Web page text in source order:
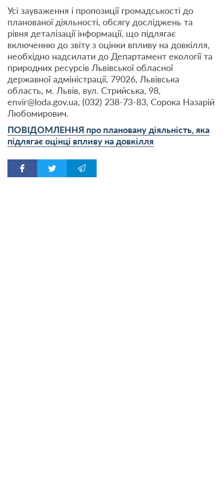
Усі зауваження і пропозиції громадськості до
планованої діяльності, обсягу досліджень та
рівня деталізації інформації, що підлягає
включенню до звіту з оцінки впливу на довкілля,
необхідно надсилати до Департамент екології та
природних ресурсів Львівської обласної
державної адміністрації, 79026, Львівська
область, м. Львів, вул. Стрийська, 98,
envir@loda.gov.ua, (032) 238-73-83, Сорока Назарій
Любомирович.
ПОВІДОМЛЕННЯ про плановану діяльність, яка
підлягає оцінці впливу на довкілля